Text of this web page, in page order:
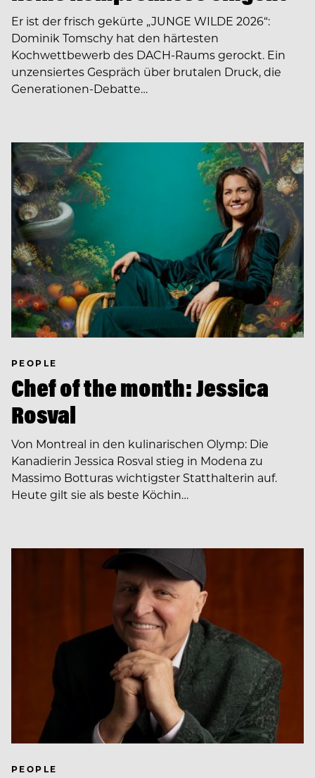
Er ist der frisch gekürte „JUNGE WILDE 2026“:
Dominik Tomschy hat den härtesten
Kochwettbewerb des DACH-Raums gerockt. Ein
unzensiertes Gespräch über brutalen Druck, die
Generationen-Debatte…
PEOPLE
Chef of the month: Jessica
Rosval
Von Montreal in den kulinarischen Olymp: Die
Kanadierin Jessica Rosval stieg in Modena zu
Massimo Botturas wichtigster Statthalterin auf.
Heute gilt sie als beste Köchin…
PEOPLE